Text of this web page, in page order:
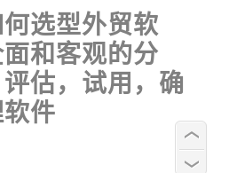
选型外贸软
和客观的分
估，试用，确
件